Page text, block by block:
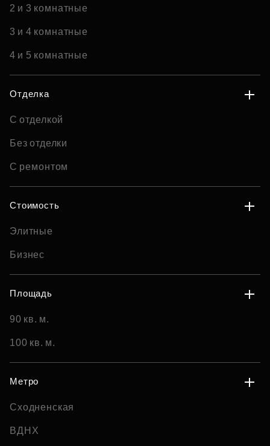
2 и 3 комнатные
3 и 4 комнатные
4 и 5 комнатные
Отделка
С отделкой
Без отделки
С ремонтом
Стоимость
Элитные
Бизнес
Площадь
90 кв. м.
100 кв. м.
Метро
Сходненская
ВДНХ